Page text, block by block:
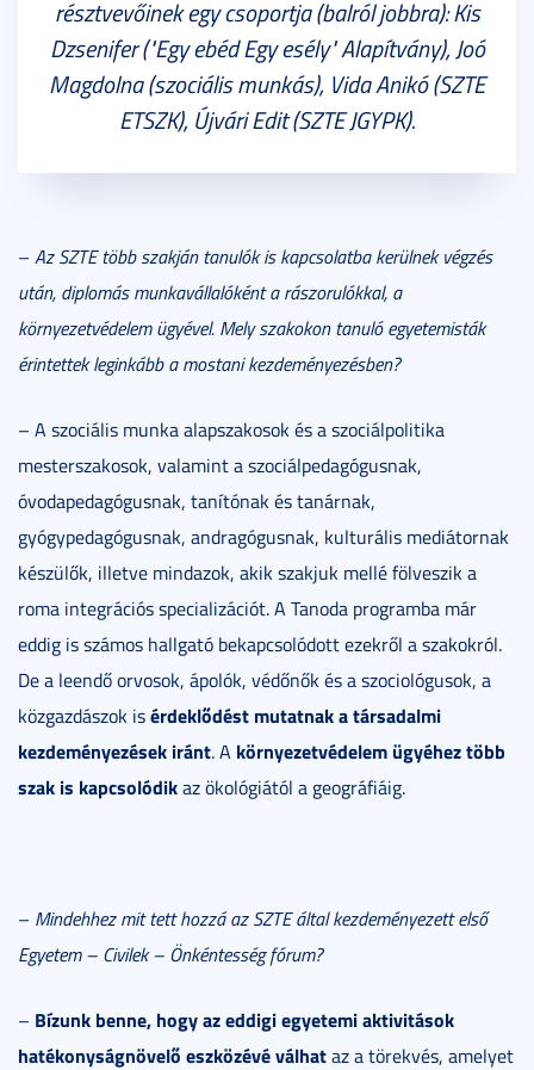
résztvevőinek egy csoportja (balról jobbra): Kis
Dzsenifer ("Egy ebéd Egy esély" Alapítvány), Joó
Magdolna (szociális munkás), Vida Anikó (SZTE
ETSZK), Újvári Edit (SZTE JGYPK).
– Az SZTE több szakján tanulók is kapcsolatba kerülnek végzés
után, diplomás munkavállalóként a rászorulókkal, a
környezetvédelem ügyével. Mely szakokon tanuló egyetemisták
érintettek leginkább a mostani kezdeményezésben?
– A szociális munka alapszakosok és a szociálpolitika
mesterszakosok, valamint a szociálpedagógusnak,
óvodapedagógusnak, tanítónak és tanárnak,
gyógypedagógusnak, andragógusnak, kulturális mediátornak
készülők, illetve mindazok, akik szakjuk mellé fölveszik a
roma integrációs specializációt. A Tanoda programba már
eddig is számos hallgató bekapcsolódott ezekről a szakokról.
De a leendő orvosok, ápolók, védőnők és a szociológusok, a
közgazdászok isérdeklődést mutatnak a társadalmi
kezdeményezések iránt. A környezetvédelem ügyéhez több
szak is kapcsolódikaz ökológiától a geográfiáig.
– Mindehhez mit tett hozzá az SZTE által kezdeményezett első
Egyetem – Civilek – Önkéntesség fórum?
– Bízunk benne, hogy az eddigi egyetemi aktivitások
hatékonyságnövelő eszközévé válhataz a törekvés, amelyet